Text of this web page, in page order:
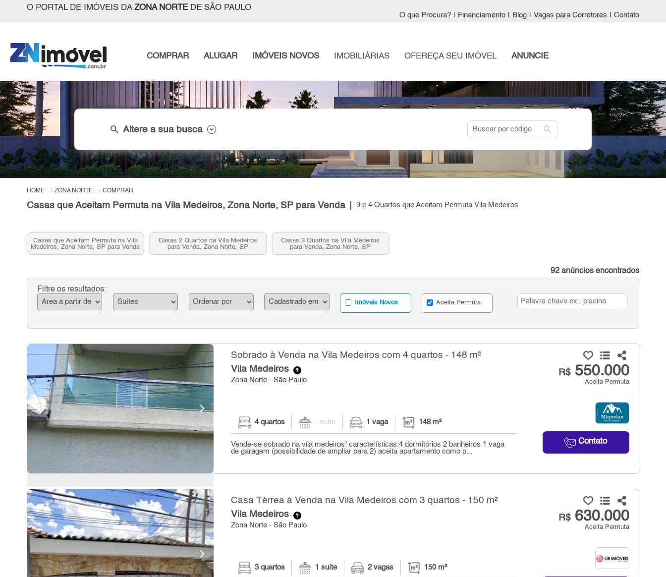
O PORTAL DE IMÓVEIS DA ZONA NORTEDE SÃO PAULO
O que Procura? Financiamento Blog Vagas para Corretores Contato
COMPRAR ALUGAR IMÓVEIS NOVOS IMOBILIÁRIAS OFEREÇA SEU IMÓVEL ANUNCIE
search Altere a sua busca search
HOME ZONA NORTE COMPRAR
Casas que Aceitam Permuta na Vila Medeiros, Zona Norte, SP para Venda 3 e 4 Quartos que Aceitam Permuta Vila Medeiros
Casas que Aceitam Permuta na Vila
Medeiros, Zona Norte, SP para Venda
Casas 2 Quartos na Vila Medeiros
para Venda, Zona Norte, SP
Casas 3 Quartos na Vila Medeiros
para Venda, Zona Norte, SP
92 anúncios encontrados
Filtre os resultados:
Imóveis Novos Aceita Permuta
Sobrado à Venda na Vila Medeiros com 4 quartos - 148 m²
Vila Medeiros-
Zona Norte - São Paulo
R$550.000
Aceita Permuta
Contato
4 quartos - suíte 1 vaga 148 m²
Vende-se sobrado na vila medeiros! características:4 dormitórios 2 banheiros 1 vaga
de garagem (possibilidade de ampliar para 2) aceita apartamento como p...
Casa Térrea à Venda na Vila Medeiros com 3 quartos - 150 m²
Vila Medeiros-
Zona Norte - São Paulo
R$630.000
Aceita Permuta
3 quartos 1 suíte 2 vagas 150 m²